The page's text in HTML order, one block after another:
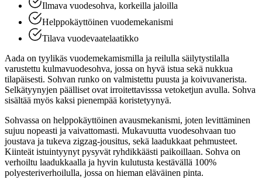
Ilmava vuodesohva, korkeilla jaloilla
Helppokäyttöinen vuodemekanismi
Tilava vuodevaatelaatikko
Aada on tyylikäs vuodemekamismilla ja reilulla säilytystilalla
varustettu kulmavuodesohva, jossa on hyvä istua sekä nukkua
tilapäisesti. Sohvan runko on valmistettu puusta ja koivuvanerista.
Selkätyynyjen päälliset ovat irroitettavisssa vetoketjun avulla. Sohva
sisältää myös kaksi pienempää koristetyynyä.
Sohvassa on helppokäyttöinen avausmekanismi, joten levittäminen
sujuu nopeasti ja vaivattomasti. Mukavuutta vuodesohvaan tuo
joustava ja tukeva zigzag-jousitus, sekä laadukkaat pehmusteet.
Kiinteät istuintyynyt pysyvät ryhdikkäästi paikoillaan. Sohva on
verhoiltu laadukkaalla ja hyvin kulutusta kestävällä 100%
polyesteriverhoilulla, jossa on hieman eläväinen pinta.